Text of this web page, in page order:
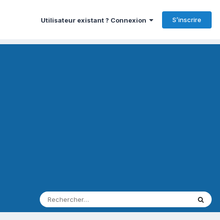
Utilisateur existant ? Connexion S’inscrire